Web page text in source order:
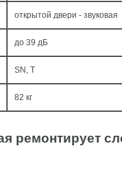
открытой двери - звуковая
до 39 дБ
SN, T
82 кг
ремонтирует